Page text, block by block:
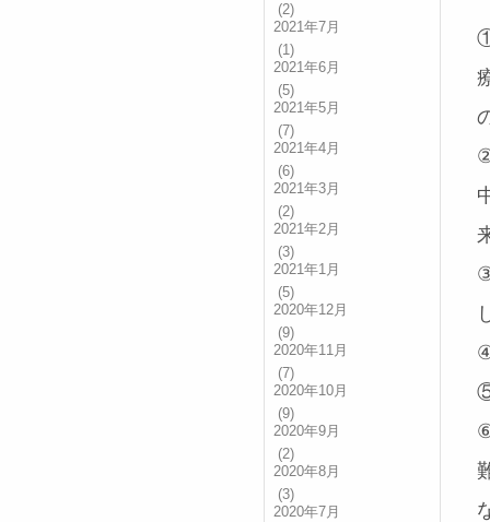
(2)
2021年7月
(1)
2021年6月
(5)
2021年5月
(7)
2021年4月
(6)
2021年3月
(2)
2021年2月
(3)
2021年1月
(5)
2020年12月
(9)
2020年11月
(7)
2020年10月
(9)
2020年9月
(2)
2020年8月
(3)
2020年7月